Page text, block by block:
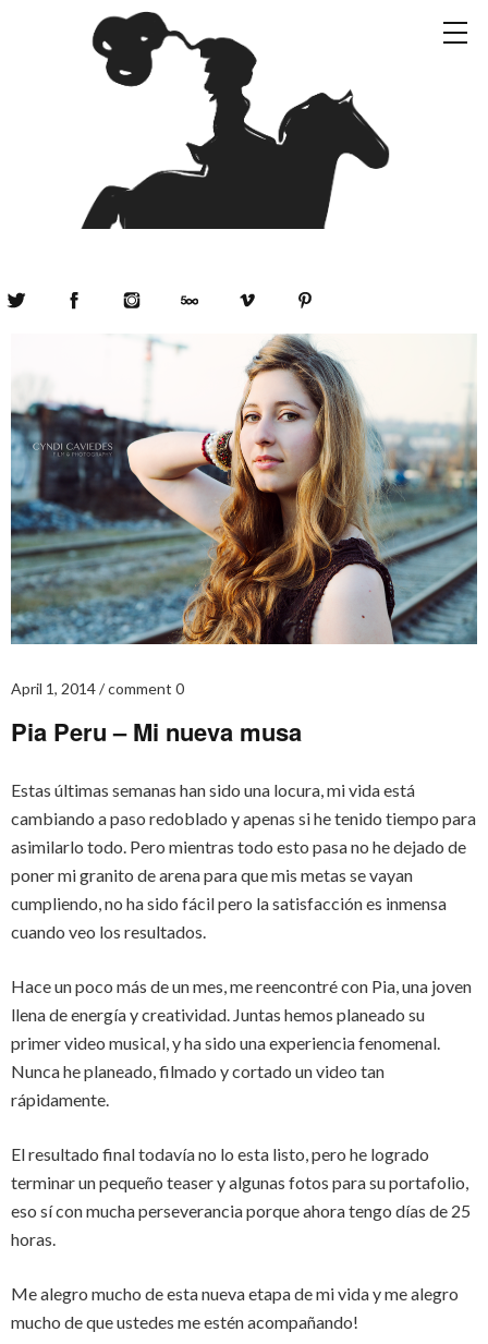
April 1, 2014 comment 0
Pia Peru – Mi nueva musa
Estas últimas semanas han sido una locura, mi vida está
cambiando a paso redoblado y apenas si he tenido tiempo para
asimilarlo todo. Pero mientras todo esto pasa no he dejado de
poner mi granito de arena para que mis metas se vayan
cumpliendo, no ha sido fácil pero la satisfacción es inmensa
cuando veo los resultados.
Hace un poco más de un mes, me reencontré con Pia, una joven
llena de energía y creatividad. Juntas hemos planeado su
primer video musical, y ha sido una experiencia fenomenal.
Nunca he planeado, filmado y cortado un video tan
rápidamente.
El resultado final todavía no lo esta listo, pero he logrado
terminar un pequeño teaser y algunas fotos para su portafolio,
eso sí con mucha perseverancia porque ahora tengo días de 25
horas.
Me alegro mucho de esta nueva etapa de mi vida y me alegro
mucho de que ustedes me estén acompañando!